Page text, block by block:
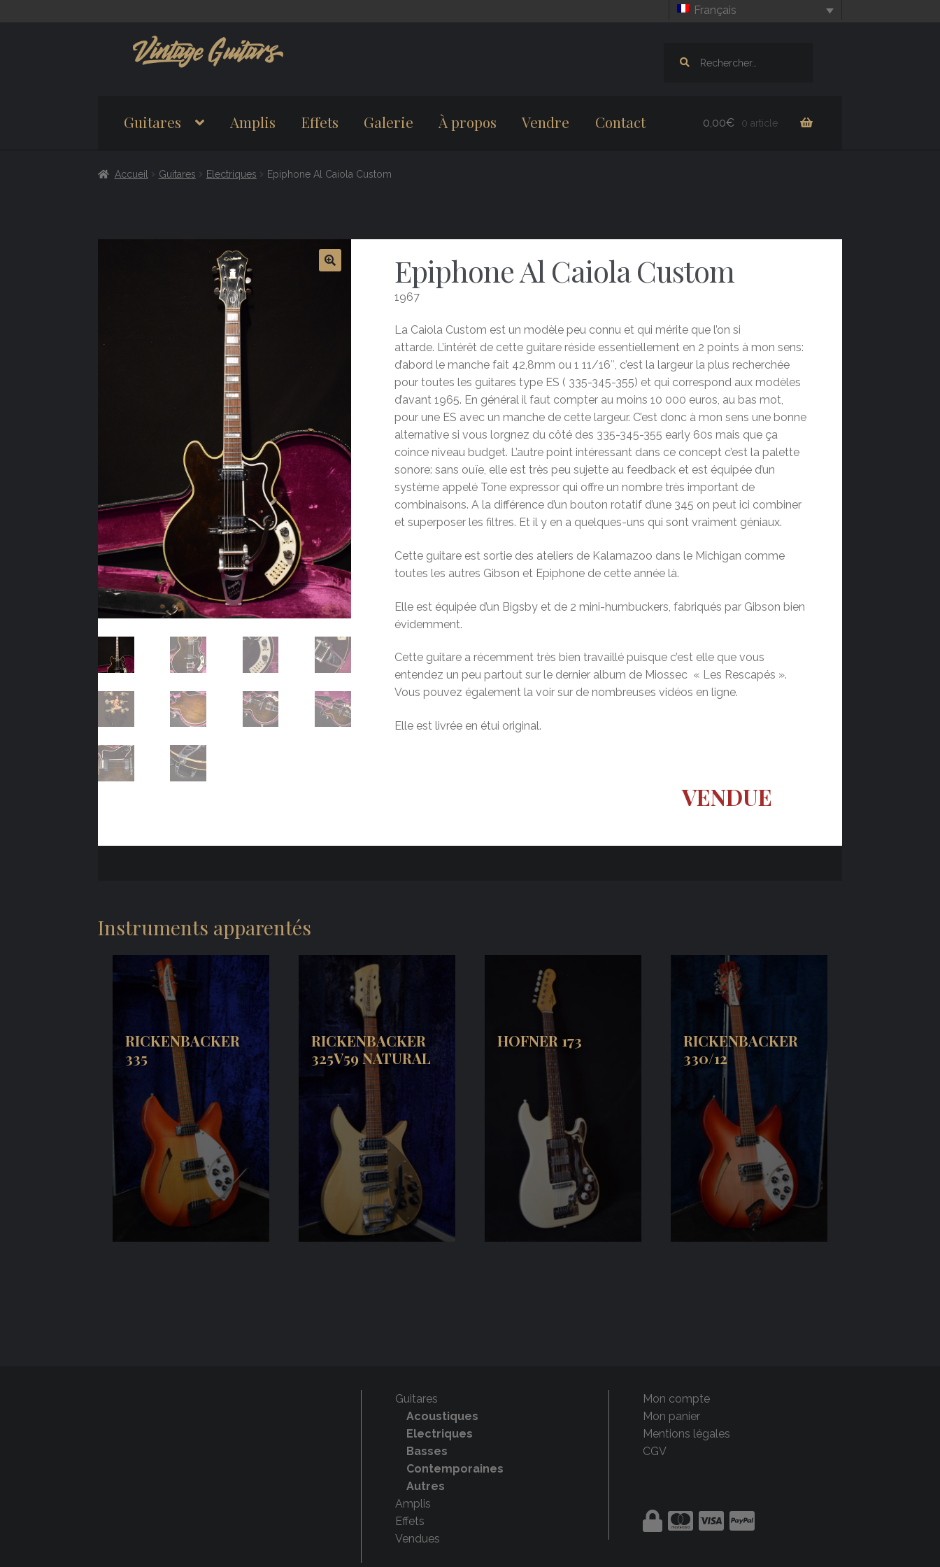
Français
la
au
contenu
Guitares Amplis Effets Galerie À propos Vendre Contact 0,00€ 0 article
Accueil Guitares Electriques Epiphone Al Caiola Custom
Epiphone Al Caiola Custom
1967
La Caiola Custom est un modèle peu connu et qui mérite que l’on si
attarde. L’intérêt de cette guitare réside essentiellement en 2 points à mon sens:
d’abord le manche fait 42,8mm ou 1 11/16″, c’est la largeur la plus recherchée
pour toutes les guitares type ES ( 335-345-355) et qui correspond aux modèles
d’avant 1965. En général il faut compter au moins 10 000 euros, au bas mot,
pour une ES avec un manche de cette largeur. C’est donc à mon sens une bonne
alternative si vous lorgnez du côté des 335-345-355 early 60s mais que ça
coince niveau budget. L’autre point intéressant dans ce concept c’est la palette
sonore: sans ouïe, elle est très peu sujette au feedback et est équipée d’un
système appelé Tone expressor qui offre un nombre très important de
combinaisons. A la différence d’un bouton rotatif d’une 345 on peut ici combiner
et superposer les filtres. Et il y en a quelques-uns qui sont vraiment géniaux.
Cette guitare est sortie des ateliers de Kalamazoo dans le Michigan comme
toutes les autres Gibson et Epiphone de cette année là.
Elle est équipée d’un Bigsby et de 2 mini-humbuckers, fabriqués par Gibson bien
évidemment.
Cette guitare a récemment très bien travaillé puisque c’est elle que vous
entendez un peu partout sur le dernier album de Miossec « Les Rescapés ».
Vous pouvez également la voir sur de nombreuses vidéos en ligne.
Elle est livrée en étui original.
VENDUE
Instruments apparentés
RICKENBACKER
335
RICKENBACKER
325V59 NATURAL
HOFNER 173
RICKENBACKER
330/12
Guitares
Acoustiques
Electriques
Basses
Contemporaines
Autres
Amplis
Effets
Vendues
Mon compte
Mon panier
Mentions légales
CGV